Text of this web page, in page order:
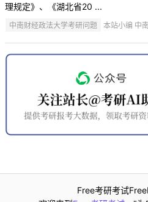
理规定》、《湖北省20 ...
中南财经政法大学考研问题 本站小编 中
Free考研考试